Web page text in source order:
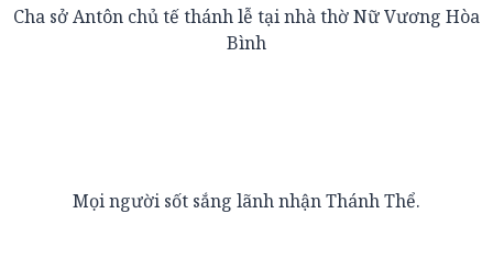
Cha sở Antôn chủ tế thánh lễ tại nhà thờ Nữ Vương Hòa
Bình
Mọi người sốt sắng lãnh nhận Thánh Thể.